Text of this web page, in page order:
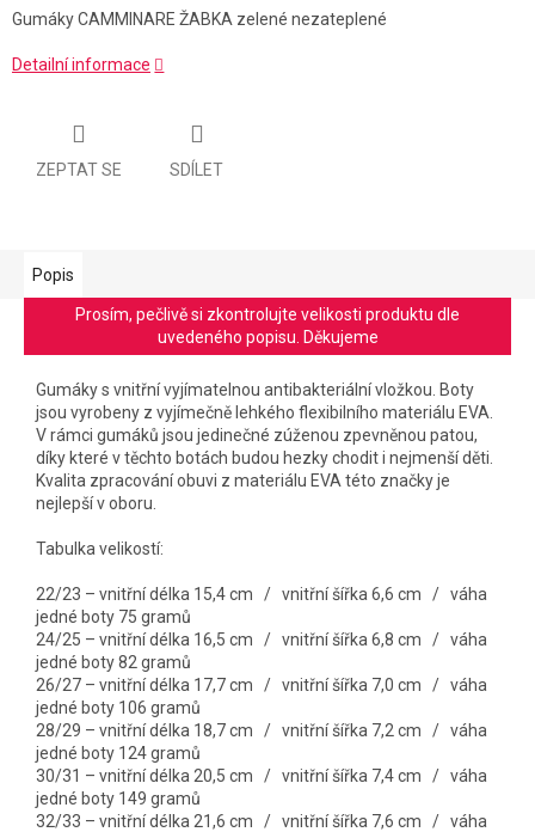
Gumáky CAMMINARE ŽABKA zelené nezateplené
Detailní informace
ZEPTAT SE SDÍLET
Popis
Prosím, pečlivě si zkontrolujte velikosti produktu dle
uvedeného popisu. Děkujeme
Gumáky s vnitřní vyjímatelnou antibakteriální vložkou . Boty
jsou vyrobeny z vyjímečně lehkého flexibilního materiálu EVA.
V rámci gumáků jsou jedinečné zúženou zpevněnou patou,
díky které v těchto botách budou hezky chodit i nejmenší děti.
Kvalita zpracování obuvi z materiálu EVA této značky je
nejlepší v oboru.
Tabulka velikostí:
22/23 – vnitřní délka 15,4 cm / vnitřní šířka 6,6 cm / váha
jedné boty 75 gramů
24/25 – vnitřní délka 16,5 cm / vnitřní šířka 6,8 cm / váha
jedné boty 82 gramů
26/27 – vnitřní délka 17,7 cm / vnitřní šířka 7,0 cm / váha
jedné boty 106 gramů
28/29 – vnitřní délka 18,7 cm / vnitřní šířka 7,2 cm / váha
jedné boty 124 gramů
30/31 – vnitřní délka 20,5 cm / vnitřní šířka 7,4 cm / váha
jedné boty 149 gramů
32/33 – vnitřní délka 21,6 cm / vnitřní šířka 7,6 cm / váha